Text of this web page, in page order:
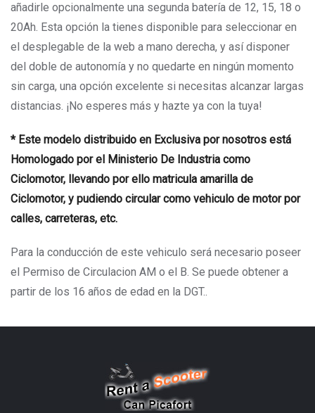
añadirle opcionalmente una segunda batería de 12, 15, 18 o
20Ah. Esta opción la tienes disponible para seleccionar en
el desplegable de la web a mano derecha, y así disponer
del doble de autonomía y no quedarte en ningún momento
sin carga, una opción excelente si necesitas alcanzar largas
distancias. ¡No esperes más y hazte ya con la tuya!
* Este modelo distribuido en Exclusiva por nosotros está
Homologado por el Ministerio De Industria como
Ciclomotor, llevando por ello matricula amarilla de
Ciclomotor, y pudiendo circular como vehiculo de motor por
calles, carreteras, etc.
Para la conducción de este vehiculo será necesario poseer
el Permiso de Circulacion AM o el B. Se puede obtener a
partir de los 16 años de edad en la DGT..